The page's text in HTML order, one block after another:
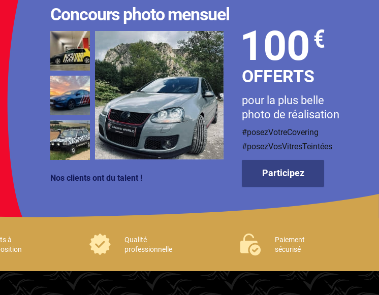
Concours photo mensuel
Nos clients ont du talent !
100€
OFFERTS
pour la plus belle
photo de réalisation
#posezVotreCovering
#posezVosVitresTeintées
Participez
à
Qualité
professionnelle
Paiement
sécurisé